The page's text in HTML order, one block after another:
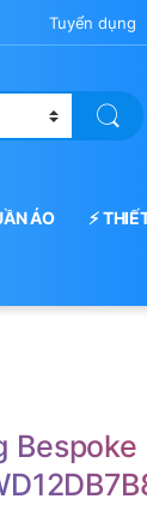
Tuyển dụng
ÁO ⚡